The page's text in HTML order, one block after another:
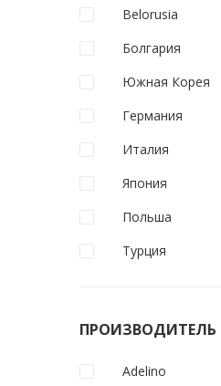
Belorusia
Болгария
Южная Корея
Германия
Италия
Япония
Польша
Турция
ПРОИЗВОДИТЕЛЬ
Adelino